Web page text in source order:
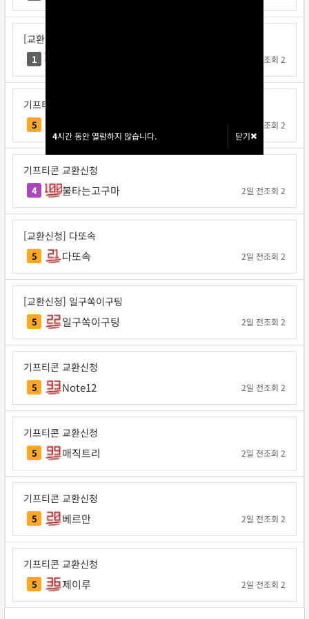
4시간 동안 열람하지 않습니다. 닫기
4시간 동안 열람하지 않습니다. 닫기
[교환신청] 으라찻차차
1 조회 2
기프티콘 교환신청
5 조회 2
기프티콘 교환신청
4 불타는고구마 2일 전조회 2
[교환신청] 다또속
5 다또속 2일 전조회 2
[교환신청] 일구쏙이구팅
5 일구쏙이구팅 2일 전조회 2
기프티콘 교환신청
5 Note12 2일 전조회 2
기프티콘 교환신청
5 매직트리 2일 전조회 2
기프티콘 교환신청
5 베르만 2일 전조회 2
기프티콘 교환신청
5 제이루 2일 전조회 2